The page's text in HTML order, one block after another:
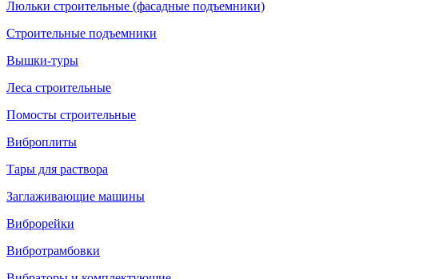
Люльки строительные (фасадные подъемники)
Строительные подъемники
Вышки-туры
Леса строительные
Помосты строительные
Виброплиты
Тары для раствора
Заглаживающие машины
Виброрейки
Вибротрамбовки